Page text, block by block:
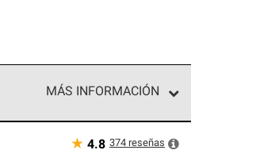
MÁS INFORMACIÓN
★ 4.8 374 reseñas